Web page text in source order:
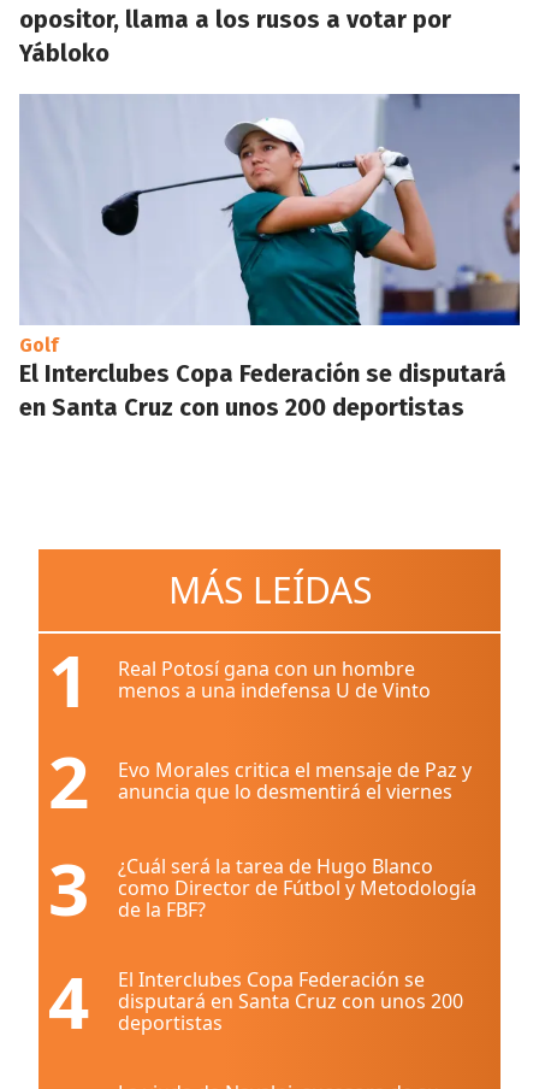
opositor, llama a los rusos a votar por
Yábloko
Golf
El Interclubes Copa Federación se disputará
en Santa Cruz con unos 200 deportistas
MÁS LEÍDAS
1
Real Potosí gana con un hombre
menos a una indefensa U de Vinto
2
Evo Morales critica el mensaje de Paz y
anuncia que lo desmentirá el viernes
3
¿Cuál será la tarea de Hugo Blanco
como Director de Fútbol y Metodología
de la FBF?
4
El Interclubes Copa Federación se
disputará en Santa Cruz con unos 200
deportistas